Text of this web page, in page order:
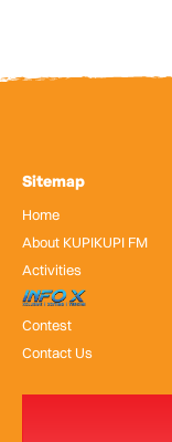
Sitemap
Home
About KUPIKUPI FM
Activities
InfoX
Contest
Contact Us